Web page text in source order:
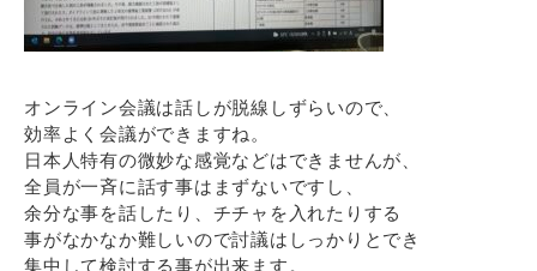
オンライン会議は話しが脱線しずらいので、
効率よく会議ができますね。
日本人特有の微妙な感覚などはできませんが、
全員が一斉に話す事はまずないですし、
余分な事を話したり、チチャを入れたりする
事がなかなか難しいので討議はしっかりとでき
集中して検討する事が出来ます。